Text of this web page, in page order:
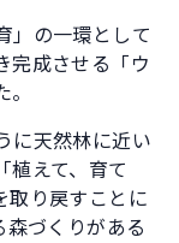
」の一環として
完成させる「ウ
に天然林に近い
植えて、育て
取り戻すことに
づくりがある